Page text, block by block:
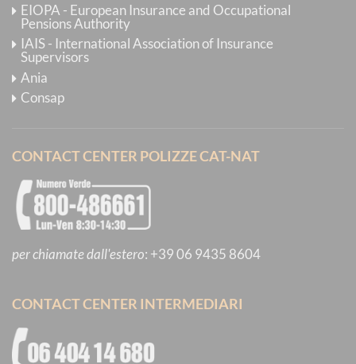
EIOPA - European Insurance and Occupational
Pensions Authority
IAIS - International Association of Insurance
Supervisors
Ania
Consap
CONTACT CENTER POLIZZE CAT-NAT
per chiamate dall'estero: +39 06 9435 8604
CONTACT CENTER INTERMEDIARI